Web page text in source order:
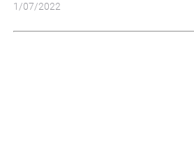
1/07/2022